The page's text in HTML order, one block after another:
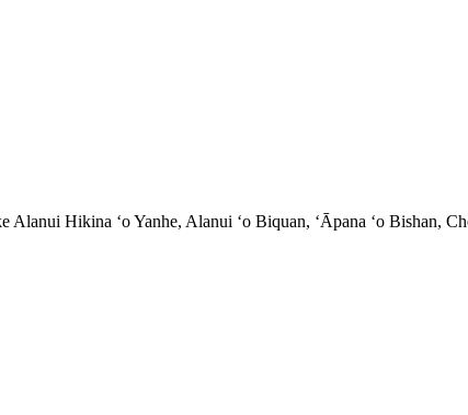
Alanui Hikina ʻo Yanhe, Alanui ʻo Biquan, ʻĀpana ʻo Bishan,